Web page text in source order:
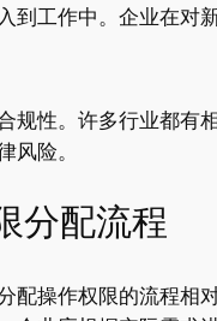
到工作中。企业在对
规性。许多行业都有
风险。
分配流程
配操作权限的流程相